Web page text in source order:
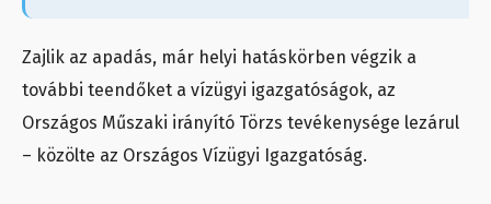
Zajlik az apadás, már helyi hatáskörben végzik a
további teendőket a vízügyi igazgatóságok, az
Országos Műszaki irányító Törzs tevékenysége lezárul
– közölte az Országos Vízügyi Igazgatóság.